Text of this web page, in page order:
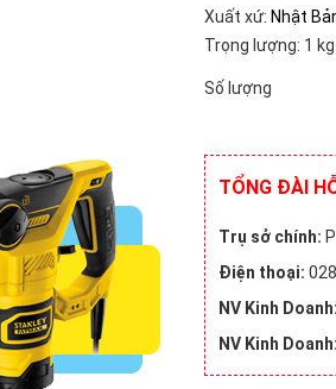
Xuất xứ: Nhật
Trọng lượng: 1 kg
Số lượng
TỔNG ĐÀI
Trụ sở chính:
Điện thoại:
NV Kinh Doanh:
NV Kinh Doanh: